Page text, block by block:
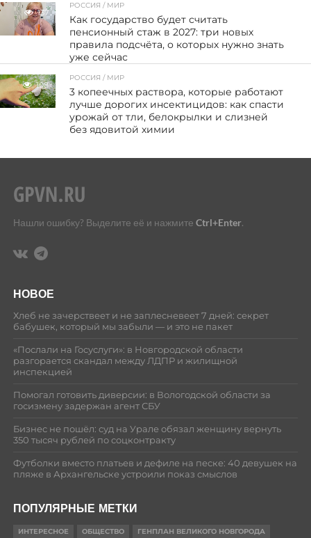
137
РОССИЯ / МИР
Как государство будет считать
пенсионный стаж в 2027: три новых
правила подсчёта, о которых нужно знать
уже сейчас
108
РОССИЯ / МИР
3 копеечных раствора, которые работают
лучше дорогих инсектицидов: как спасти
урожай от тли, белокрылки и слизней
без ядовитой химии
Нашли ошибку? Выделите её и нажмите Ctrl+Enter.
НОВОЕ
Хлеб не зачерствеет и не заплесневеет 7 дней: секрет
бабушек, который мы забыли — и это не пакет
«Послали на Госуслуги»: в Новгородской области
разгорается скандал между ЛДПР и жилищной
инспекцией
Помогал готовить диверсии: в Вологодской области за
госизмену задержан агент СБУ
Бизнес не пошёл: суд на Урале обязал женщину вернуть
350 тысяч рублей по соцконтракту
Футболки вместо платьев и дефиле на песке: 40 девушек на
пляже в Архангельске устроили показ смыслов
ПОПУЛЯРНЫЕ МЕТКИ
ИНТЕРЕСНОЕ ОБЩЕСТВО ГЕНПЛАН ВЕЛИКОГО НОВГОРОДА